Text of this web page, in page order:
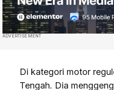
ADVERTISEMENT
Di kategori motor
Tengah. Dia